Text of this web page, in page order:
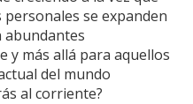
se expanden
abundantes
y más allá para aquellos
del mundo
al corriente?